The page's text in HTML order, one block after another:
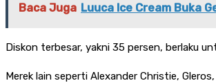
Baca Juga Luuca Ice Cream Buka
Diskon terbesar, yakni 35 persen, berlaku
Merek lain seperti Alexander Christie,